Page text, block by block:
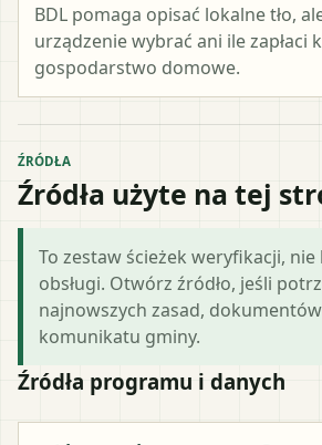
BDL pomaga opisać lokalne tło,
urządzenie wybrać ani ile zapłaci
gospodarstwo domowe.
ŹRÓDŁA
Źródła użyte na tej
To zestaw ścieżek weryfikacji,
obsługi. Otwórz źródło, jeśli
najnowszych zasad,
komunikatu gminy.
Źródła programu i danych